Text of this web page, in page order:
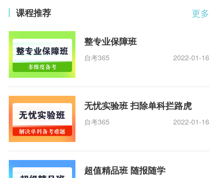
更多
课程推荐
整专业保障班
自考365 2022-01-16
无忧实验班 扫除单科拦路虎
自考365 2022-01-16
超值精品班 随报随学